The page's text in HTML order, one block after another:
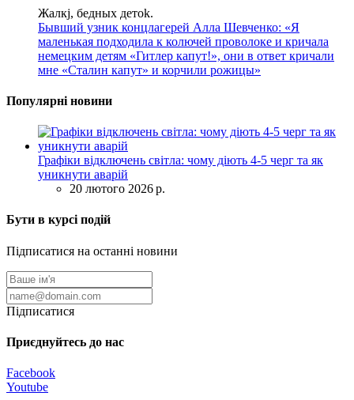
Жалкj, бедных детok.
Бывший узник концлагерей Алла Шевченко: «Я
маленькая подходила к колючей проволоке и кричала
немецким детям «Гитлер капут!», они в ответ кричали
мне «Сталин капут» и корчили рожицы»
Популярні новини
Графіки відключень світла: чому діють 4-5 черг та як
уникнути аварій
20 лютого 2026 р.
Бути в курсі подій
Підписатися на останні новини
Підписатися
Приєднуйтесь до нас
Facebook
Youtube